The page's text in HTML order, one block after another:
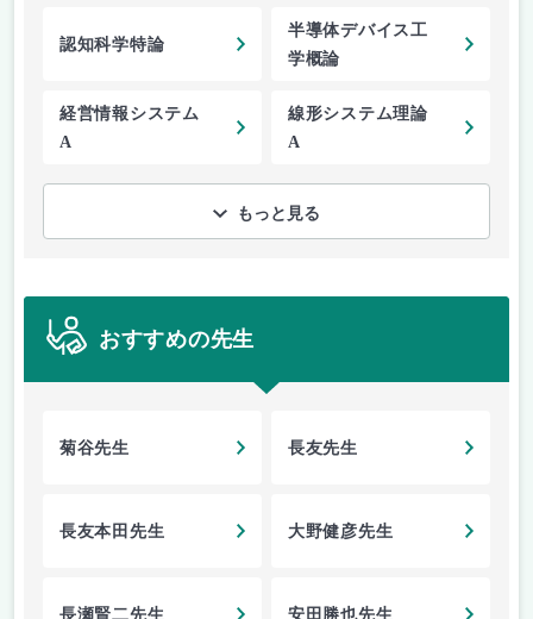
認知科学特論
半導体デバイス工
学概論
経営情報システム
A
線形システム理論
A
もっと見る
おすすめの先生
菊谷先生 長友先生
長友本田先生 大野健彦先生
長瀬賢二先生 安田勝也先生